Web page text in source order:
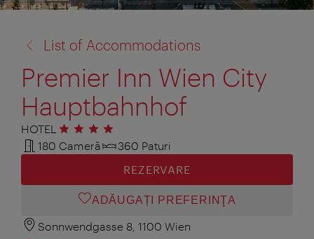
la:
List of Accommodations
Premier Inn Wien City
Hauptbahnhof
HOTEL 4 stele
180 Cameră
360 Paturi
REZERVARE
ADĂUGAȚI PREFERINŢA
Sonnwendgasse 8, 1100 Wien